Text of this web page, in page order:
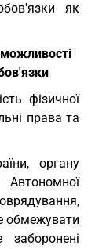
як
фізичної
права та
органу
обмежувати